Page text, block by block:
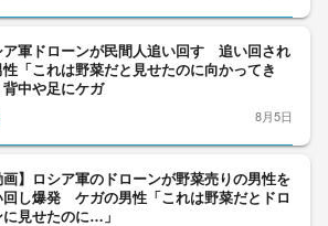
ア軍ドローンが民間人追い回す 追い回され
性「これは野菜だと見せたのに向かってき
背中や足にケガ
8月5日
画】ロシア軍のドローンが野菜売りの男性を
回し爆発 ケガの男性「これは野菜だとドロ
に見せたのに…」